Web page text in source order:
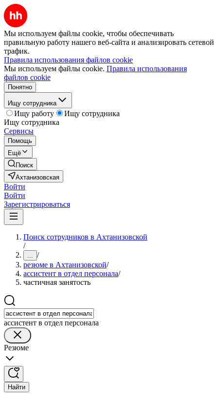
Мы используем файлы cookie, чтобы обеспечивать
правильную работу нашего веб-сайта и анализировать сетевой
трафик.
Правила использования файлов cookie
Мы используем файлы cookie. Правила использования
файлов cookie
Понятно
Ищу сотрудника
Ищу работу
Ищу сотрудника
Ищу сотрудника
Сервисы
Помощь
Ещё
Поиск
Ахтанизовская
Войти
Войти
Зарегистрироваться
Поиск сотрудников в Ахтанизовской
/
... /
резюме в Ахтанизовской/
ассистент в отдел персонала/
частичная занятость
ассистент в отдел персонала
Резюме
Найти